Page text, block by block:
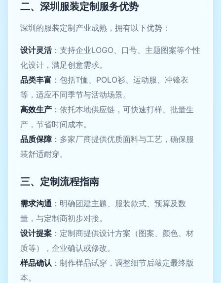
二、深圳服装定制服务优势
深圳的服装定制产业成熟，拥有以下优势：
设计灵活：支持企业LOGO、口号、主题图案等个性
化设计，满足创意需求。
品类丰富 ：包括T恤、POLO衫、运动服、冲锋衣
等，适应不同季节与活动场景。
高效生产 ：依托本地供应链，可快速打样、批量生
产，节省时间成本。
品质保障：多家厂商提供优质面料与工艺，确保服
装舒适耐穿。
三、定制流程指南
需求沟通 ：明确团建主题、服装款式、预算及数
量，与定制商初步对接。
设计提案 ：定制商提供设计方案（图案、颜色、材
质等），企业确认或修改。
样品确认 ：制作样品试穿，调整细节后敲定最终版
本。